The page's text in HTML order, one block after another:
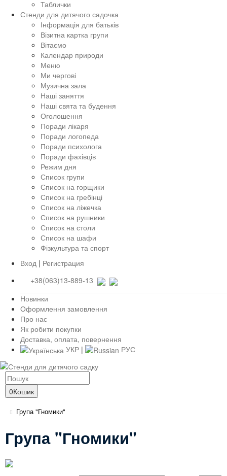
Таблички
Стенди для дитячого садочка
Інформація для батьків
Візитна картка групи
Вітаємо
Календар природи
Меню
Ми чергові
Музична зала
Наші заняття
Наші свята та будення
Оголошення
Поради лікаря
Поради логопеда
Поради психолога
Поради фахівців
Режим дня
Список групи
Список на горщики
Список на гребінці
Список на ліжечка
Список на рушники
Список на столи
Список на шафи
Фізкультура та спорт
Вход | Регистрация
+38(063)13-889-13
Новинки
Оформлення замовлення
Про нас
Як робити покупки
Доставка, оплата, повернення
УКР | РУС
0Кошик
Група "Гномики"
Група "Гномики"